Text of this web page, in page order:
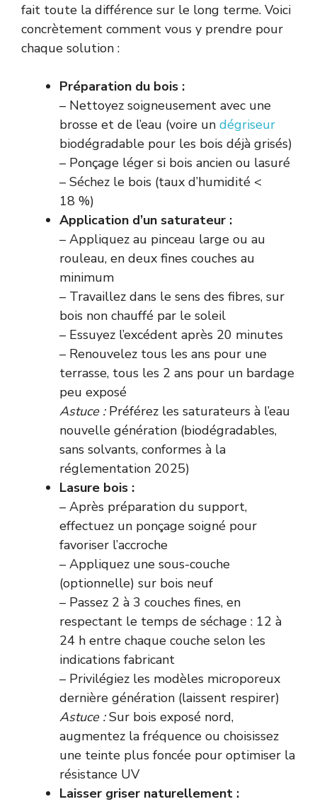
fait toute la différence sur le long terme. Voici
concrètement comment vous y prendre pour
chaque solution :
Préparation du bois :
– Nettoyez soigneusement avec une
brosse et de l’eau (voire un dégriseur
biodégradable pour les bois déjà grisés)
– Ponçage léger si bois ancien ou lasuré
– Séchez le bois (taux d’humidité <
18 %)
Application d’un saturateur :
– Appliquez au pinceau large ou au
rouleau, en deux fines couches au
minimum
– Travaillez dans le sens des fibres, sur
bois non chauffé par le soleil
– Essuyez l’excédent après 20 minutes
– Renouvelez tous les ans pour une
terrasse, tous les 2 ans pour un bardage
peu exposé
Astuce :Préférez les saturateurs à l’eau
nouvelle génération (biodégradables,
sans solvants, conformes à la
réglementation 2025)
Lasure bois :
– Après préparation du support,
effectuez un ponçage soigné pour
favoriser l’accroche
– Appliquez une sous-couche
(optionnelle) sur bois neuf
– Passez 2 à 3 couches fines, en
respectant le temps de séchage : 12 à
24 h entre chaque couche selon les
indications fabricant
– Privilégiez les modèles microporeux
dernière génération (laissent respirer)
Astuce :Sur bois exposé nord,
augmentez la fréquence ou choisissez
une teinte plus foncée pour optimiser la
résistance UV
Laisser griser naturellement :